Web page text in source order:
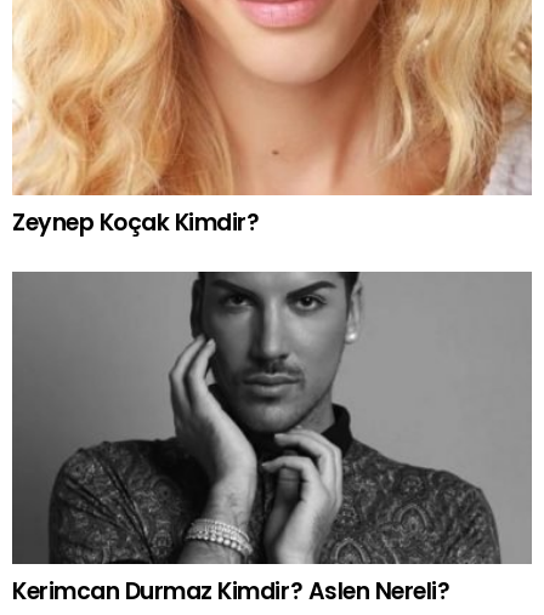
Zeynep Koçak Kimdir?
Kerimcan Durmaz Kimdir? Aslen Nereli?